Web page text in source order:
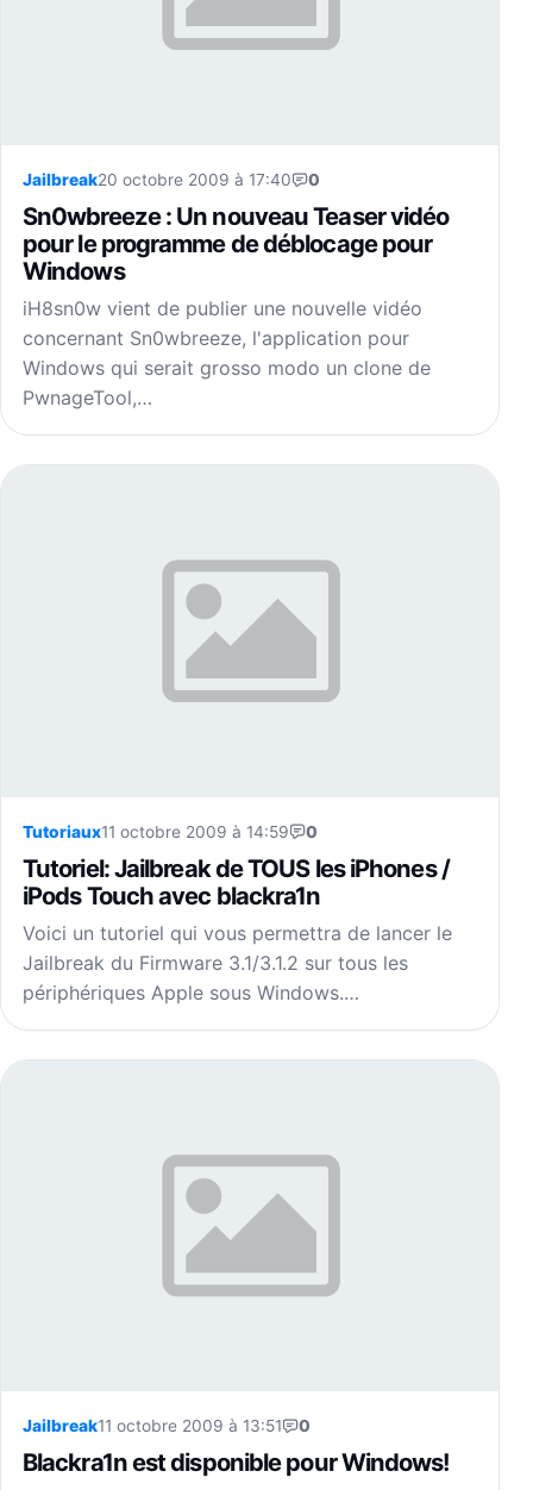
Jailbreak20 octobre 2009 à 17:40 0
Sn0wbreeze : Un nouveau Teaser vidéo
pour le programme de déblocage pour
Windows
iH8sn0w vient de publier une nouvelle vidéo
concernant Sn0wbreeze, l'application pour
Windows qui serait grosso modo un clone de
PwnageTool,…
Tutoriaux11 octobre 2009 à 14:59 0
Tutoriel: Jailbreak de TOUS les iPhones /
iPods Touch avec blackra1n
Voici un tutoriel qui vous permettra de lancer le
Jailbreak du Firmware 3.1/3.1.2 sur tous les
périphériques Apple sous Windows.…
Jailbreak11 octobre 2009 à 13:51 0
Blackra1n est disponible pour Windows!